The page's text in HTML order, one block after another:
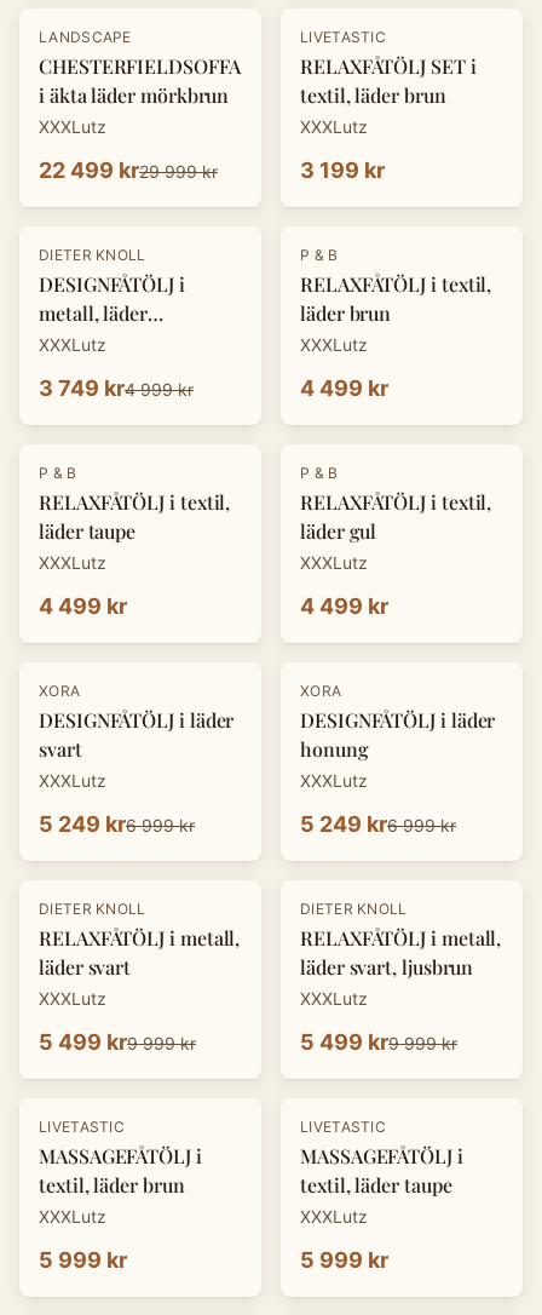
- 25%
LANDSCAPE
CHESTERFIELDSOFFA
i äkta läder mörkbrun
XXXLutz
22 499 kr29 999 kr
LIVETASTIC
RELAXFÅTÖLJ SET i
textil, läder brun
XXXLutz
3 199 kr
-25%
DIETER KNOLL
DESIGNFÅTÖLJ i
metall, läder
cognacfärgad
XXXLutz
3 749 kr4 999 kr
P & B
RELAXFÅTÖLJ i textil,
läder brun
XXXLutz
4 499 kr
P & B
RELAXFÅTÖLJ i textil,
läder taupe
XXXLutz
4 499 kr
P & B
RELAXFÅTÖLJ i textil,
läder gul
XXXLutz
4 499 kr
-25%
XORA
DESIGNFÅTÖLJ i läder
svart
XXXLutz
5 249 kr6 999 kr
-25%
XORA
DESIGNFÅTÖLJ i läder
honung
XXXLutz
5 249 kr6 999 kr
-45%
DIETER KNOLL
RELAXFÅTÖLJ i metall,
läder svart
XXXLutz
5 499 kr9 999 kr
-45%
DIETER KNOLL
RELAXFÅTÖLJ i metall,
läder svart, ljusbrun
XXXLutz
5 499 kr9 999 kr
LIVETASTIC
MASSAGEFÅTÖLJ i
textil, läder brun
XXXLutz
5 999 kr
LIVETASTIC
MASSAGEFÅTÖLJ i
textil, läder taupe
XXXLutz
5 999 kr